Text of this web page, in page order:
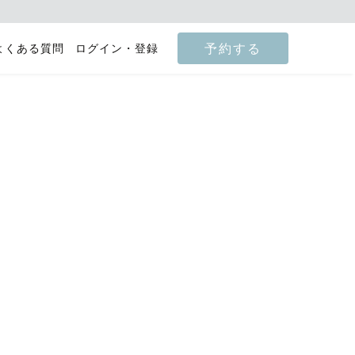
くある質問 ログイン・登録 予約する